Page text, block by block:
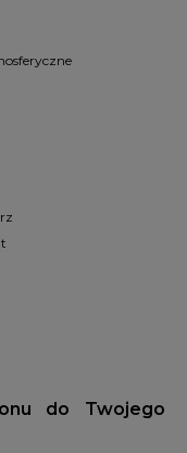
do Twojego